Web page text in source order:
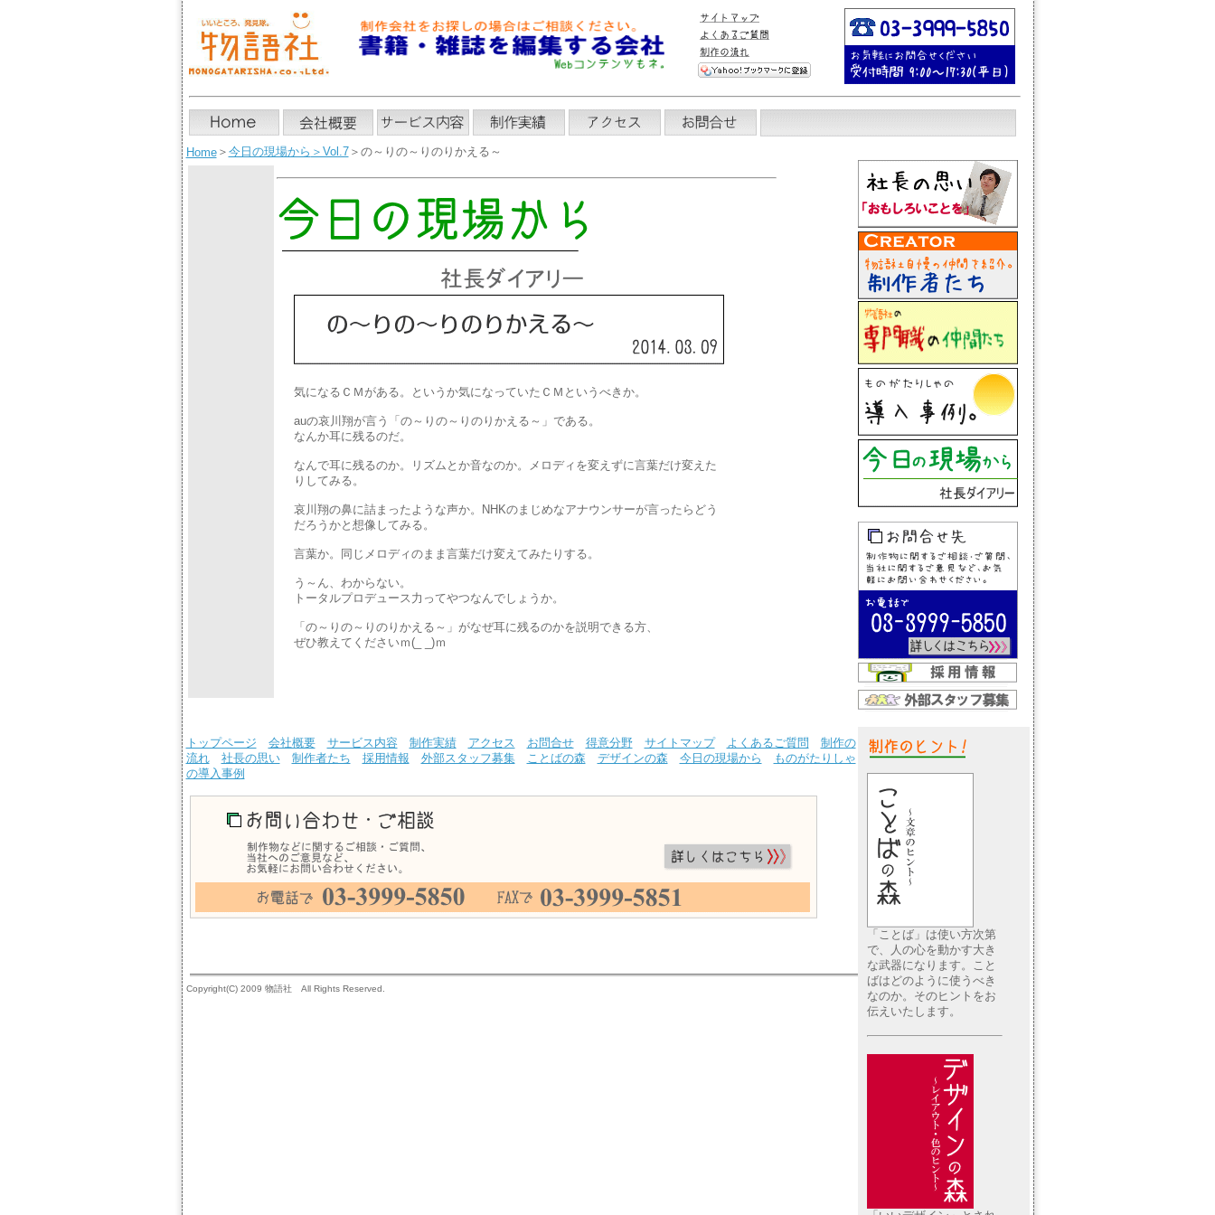
Home＞ 今日の現場から ＞Vol.7＞の～りの～りのりかえる～
気になるＣＭがある。というか気になっていたＣＭというべきか。
auの哀川翔が言う「の～りの～りのりかえる～」である。
なんか耳に残るのだ。
なんで耳に残るのか。リズムとか音なのか。メロディを変えずに言葉だけ変えた
りしてみる。
哀川翔の鼻に詰まったような声か。NHKのまじめなアナウンサーが言ったらどう
だろうかと想像してみる。
言葉か。同じメロディのまま言葉だけ変えてみたりする。
う～ん、わからない。
トータルプロデュース力ってやつなんでしょうか。
「の～りの～りのりかえる～」がなぜ耳に残るのかを説明できる方、
ぜひ教えてくださいｍ(_ _)ｍ
トップページ 会社概要 サービス内容 制作実績 アクセス お問合せ 得意分野 サイトマップ よくあるご質問
制作の
流れ
社長の思い 制作者たち 採用情報 外部スタッフ募集 ことばの森 デザインの森 今日の現場から
ものがたりしゃ
の導入事例
Copyright(C) 2009 物語社 All Rights Reserved.
「ことば」は使い方次第
で、人の心を動かす大き
な武器になります。こと
ばはどのように使うべき
なのか。そのヒントをお
伝えいたします。